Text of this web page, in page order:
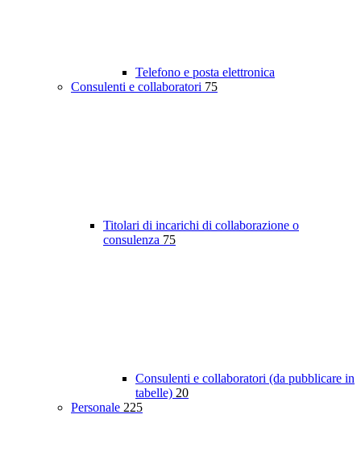
Telefono e posta elettronica
Consulenti e collaboratori 75
Titolari di incarichi di collaborazione o
consulenza 75
Consulenti e collaboratori (da pubblicare in
tabelle) 20
Personale 225